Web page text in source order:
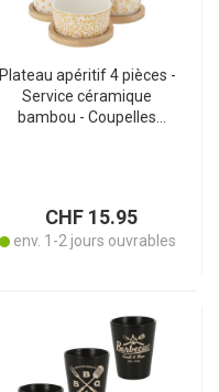
Plateau apéritif 4 pièces -
Service céramique
bambou - Coupelles
CHF 15.95
env. 1-2 jours ouvrables